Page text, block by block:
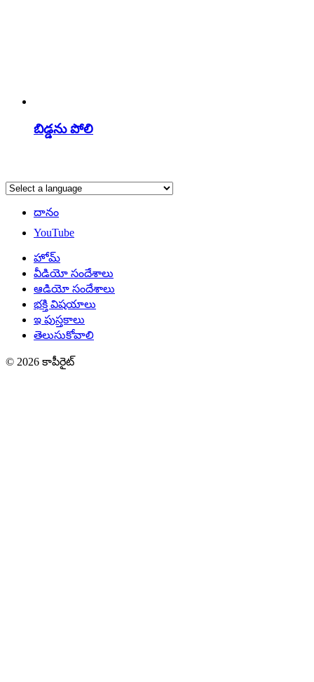
బిడ్డను పోలి
దానం
YouTube
హోమ్
వీడియో సందేశాలు
ఆడియో సందేశాలు
భక్తి విషయాలు
ఇ పుస్తకాలు
తెలుసుకోవాలి
© 2026 కాపీరైట్